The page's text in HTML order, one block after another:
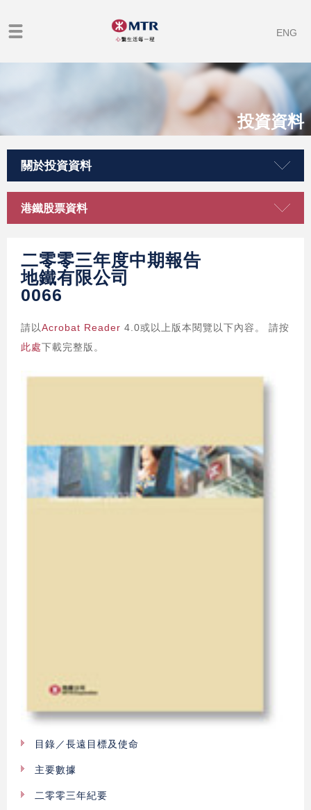
ENG
投資資料
關於投資資料
港鐵股票資料
二零零三年度中期報告
地鐵有限公司
0066
請以Acrobat Reader 4.0或以上版本閱覽以下內容。 請按
此處下載完整版。
目錄／長遠目標及使命
主要數據
二零零三年紀要